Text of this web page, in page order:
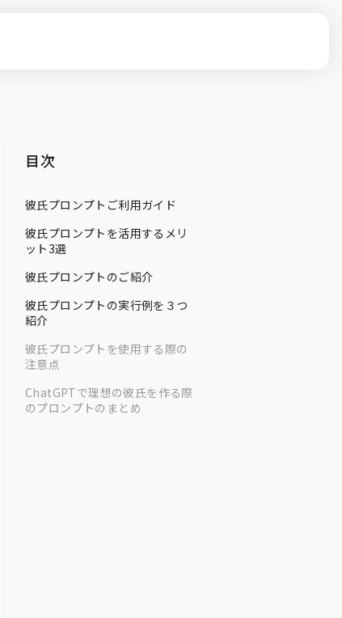
目次
彼氏プロンプトご利用ガイド
彼氏プロンプトを活用するメリ
ット3選
彼氏プロンプトのご紹介
彼氏プロンプトの実行例を３つ
紹介
彼氏プロンプトを使用する際の
注意点
ChatGPTで理想の彼氏を作る際
のプロンプトのまとめ